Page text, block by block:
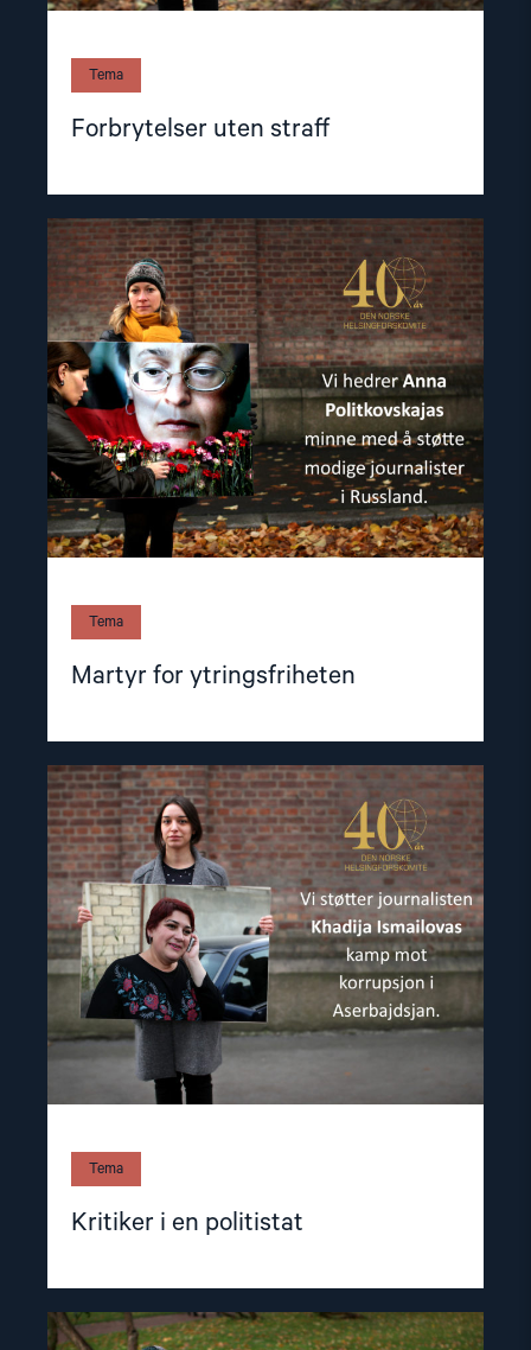
Tema
Forbrytelser uten straff
Tema
Martyr for ytringsfriheten
Read
article
"Martyr
for
ytringsfriheten"
Tema
Kritiker i en politistat
Read
article
"Kritiker
i
en
politistat"
Read
article